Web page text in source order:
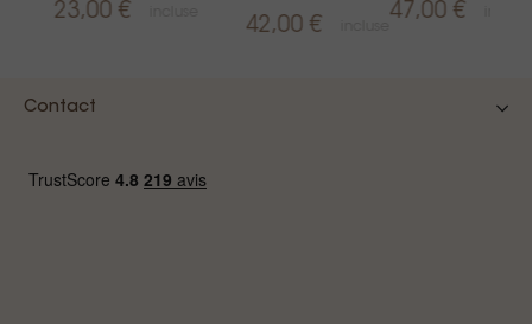
23,00 €
42,00 €
47,00 €
Contact